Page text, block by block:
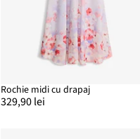
Rochie midi cu drapaj
329,90 lei